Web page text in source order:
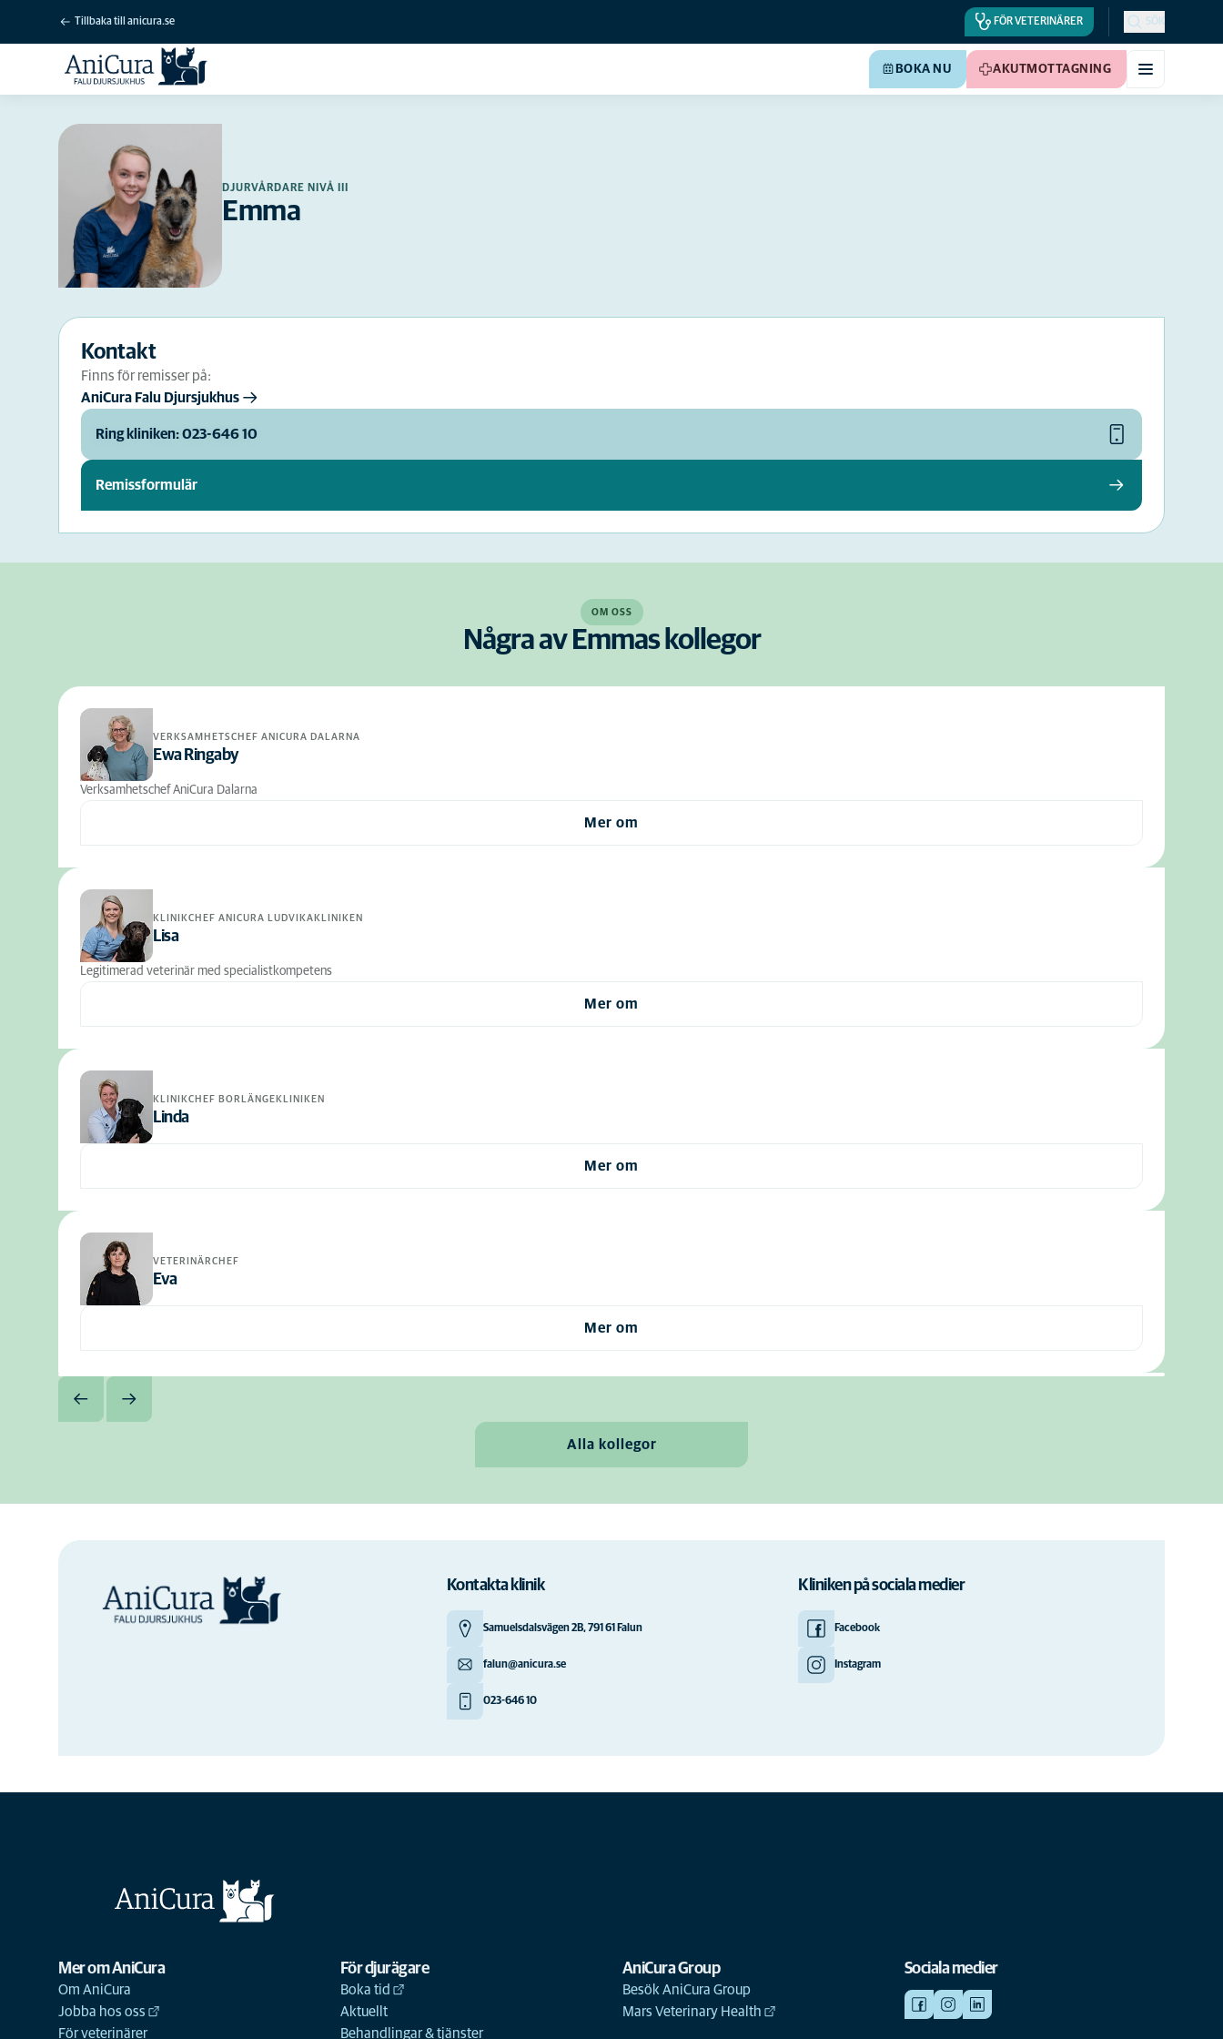
Tillbaka till anicura.se FÖR VETERINÄRER SÖK
BOKA NU AKUTMOTTAGNING
DJURVÅRDARE NIVÅ III
Emma
Kontakt
Finns för remisser på:
AniCura Falu Djursjukhus
Ring kliniken: 023-646 10
Remissformulär
OM OSS
Några av Emmas kollegor
VERKSAMHETSCHEF ANICURA DALARNA
Ewa Ringaby
Verksamhetschef AniCura Dalarna
Mer om
KLINIKCHEF ANICURA LUDVIKAKLINIKEN
Lisa
Legitimerad veterinär med specialistkompetens
Mer om
KLINIKCHEF BORLÄNGEKLINIKEN
Linda
Mer om
VETERINÄRCHEF
Eva
Mer om
Alla kollegor
Kontakta klinik
Samuelsdalsvägen 2B, 791 61 Falun
falun@anicura.se
023-646 10
Kliniken på sociala medier
Facebook
Instagram
Mer om AniCura
Om AniCura
Jobba hos oss
För veterinärer
För djurägare
Boka tid
Aktuellt
Behandlingar & tjänster
AniCura Group
Besök AniCura Group
Mars Veterinary Health
Sociala medier